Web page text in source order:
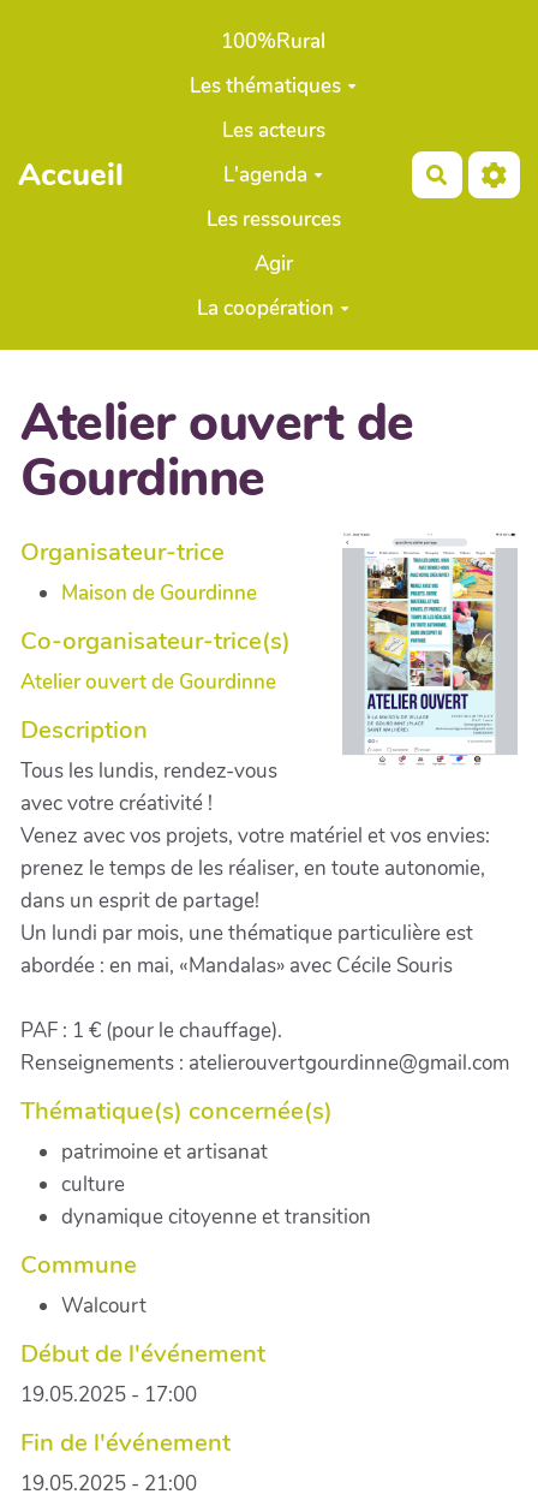
Aller au contenu principal
Accueil
100%Rural
Les thématiques
Les acteurs
L'agenda
Les ressources
Agir
La coopération
Atelier ouvert de
Gourdinne
Organisateur-trice
Maison de Gourdinne
Co-organisateur-trice(s)
Atelier ouvert de Gourdinne
Description
Tous les lundis, rendez-vous
avec votre créativité !
Venez avec vos projets, votre matériel et vos envies:
prenez le temps de les réaliser, en toute autonomie,
dans un esprit de partage!
Un lundi par mois, une thématique particulière est
abordée : en mai, «Mandalas» avec Cécile Souris
PAF : 1 € (pour le chauffage).
Renseignements : atelierouvertgourdinne@gmail.com
Thématique(s) concernée(s)
patrimoine et artisanat
culture
dynamique citoyenne et transition
Commune
Walcourt
Début de l'événement
19.05.2025 - 17:00
Fin de l'événement
19.05.2025 - 21:00